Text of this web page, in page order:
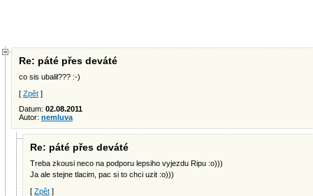
Re: páté přes deváté
co sis ubalil??? :-)
[ Zpět ]
Datum: 02.08.2011
Autor: nemluva
Re: páté přes deváté
Treba zkousi neco na podporu lepsiho vyjezdu Ripu :o)))
Ja ale stejne tlacim, pac si to chci uzit :o)))
[ Zpět ]